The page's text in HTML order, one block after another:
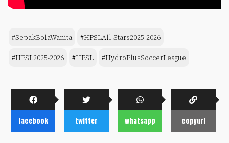
#SepakBolaWanita #HPSLAll-Stars2025-2026
#HPSL2025-2026 #HPSL #HydroPlusSoccerLeague
facebook twitter whatsapp copyurl